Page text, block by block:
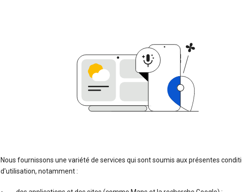
Nous fournissons une variété de services qui sont soumis aux présentes
d'utilisation, notamment :